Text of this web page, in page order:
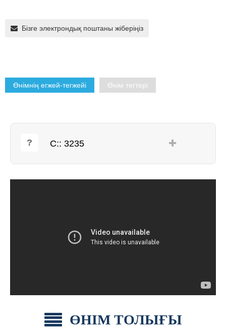
Бізге электрондық поштаны жіберіңіз
Өнімнің егжей-тегжейі Өнім тегтері
С:: 3235
ӨНІМ ТОЛЫҒЫ